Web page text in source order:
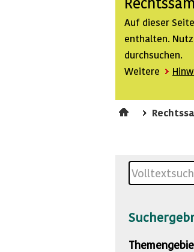
Auf dieser
enthalten.
durchsuchen.
Weitere